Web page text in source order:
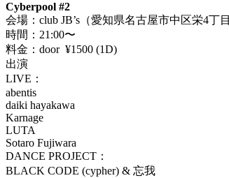
Cyberpool #2
会場： club JB’s （愛知県名古屋市中区栄4丁目
時間： 21:00〜
料金： door ¥1500 (1D)
出演
LIVE ：
abentis
daiki hayakawa
Karnage
LUTA
Sotaro Fujiwara
DANCE PROJECT ：
BLACK CODE (cypher) & 忘我